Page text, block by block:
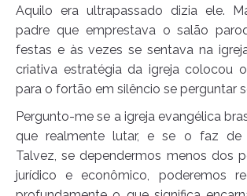
Aquilo era ultrapassado dizia ele.
padre que emprestava o salão
festas e às vezes se sentava na
criativa estratégia da igreja colocou
para o fortão em silêncio se perguntar
Pergunto-me se a igreja evangélica
que realmente lutar, e se o faz de
Talvez, se dependermos menos dos
jurídico e econômico, poderemos